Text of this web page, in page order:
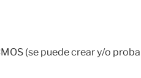
(se puede crear y/o